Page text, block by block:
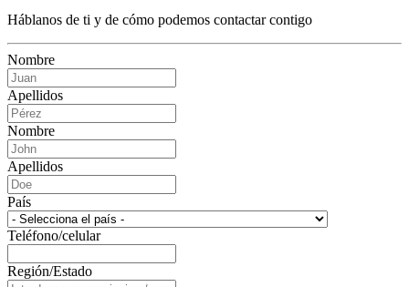
Háblanos de ti y de cómo podemos contactar contigo
Nombre
Apellidos
Nombre
Apellidos
País
Teléfono/celular
Región/Estado